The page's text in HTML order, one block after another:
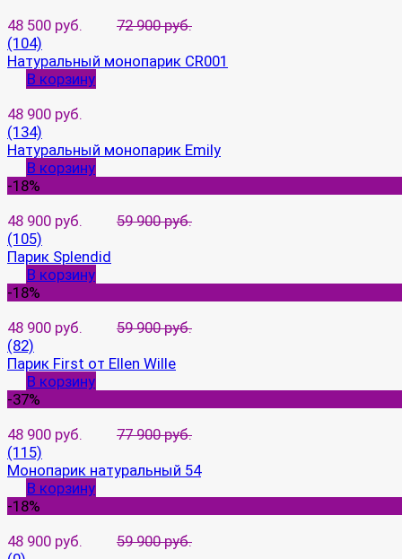
48 500 руб.
72 900 руб.
(104)
Натуральный монопарик CR001
В корзину
48 900 руб.
(134)
Натуральный монопарик Emily
В корзину
-18%
48 900 руб.
59 900 руб.
(105)
Парик Splendid
В корзину
-18%
48 900 руб.
59 900 руб.
(82)
Парик First от Ellen Wille
В корзину
-37%
48 900 руб.
77 900 руб.
(115)
Монопарик натуральный 54
В корзину
-18%
48 900 руб.
59 900 руб.